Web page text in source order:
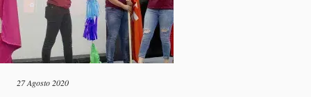
27 Agosto 2020